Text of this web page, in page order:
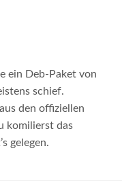
ein Deb-Paket von
schief.
den offiziellen
komilierst das
gelegen.